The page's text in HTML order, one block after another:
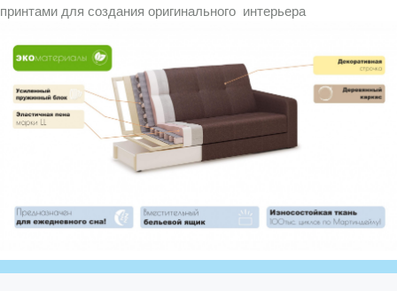
принтами для создания оригинального интерьера